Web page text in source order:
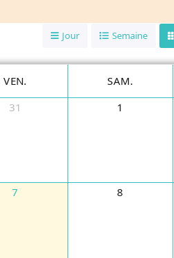
Jour Semaine
VEN. SAM.
31 1
7 8